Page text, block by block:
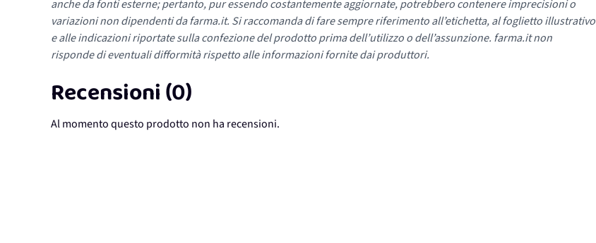
anche da fonti esterne; pertanto, pur essendo costantemente aggiornate, potrebbero contenere imprecisioni o
variazioni non dipendenti da farma.it. Si raccomanda di fare sempre riferimento all’etichetta, al foglietto illustrativo
e alle indicazioni riportate sulla confezione del prodotto prima dell’utilizzo o dell’assunzione. farma.it non
risponde di eventuali difformità rispetto alle informazioni fornite dai produttori.
Recensioni (0)
Al momento questo prodotto non ha recensioni.